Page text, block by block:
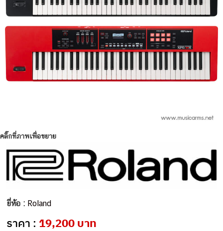
คลิ๊กที่ภาพเพื่อขยาย
ยี่ห้อ : Roland
ราคา : 19,200 บาท